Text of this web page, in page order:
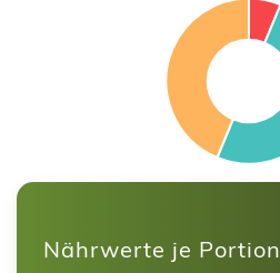
Nährwerte je Portion